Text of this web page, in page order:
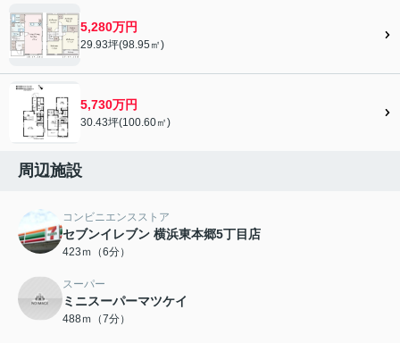
5,280万円
29.93坪(98.95㎡)
5,730万円
30.43坪(100.60㎡)
周辺施設
コンビニエンスストア
セブンイレブン 横浜東本郷5丁目店
423ｍ（6分）
スーパー
ミニスーパーマツケイ
488ｍ（7分）